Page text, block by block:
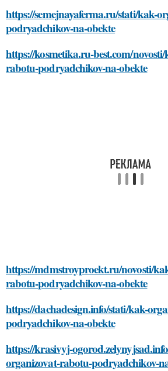
https://semejnayaferma.ru/stati/kak-
podryadchikov-na-obekte
https://kosmetika.ru-best.com/
rabotu-podryadchikov-na-obekte
https://mdmstroyproekt.ru/novosti/
rabotu-podryadchikov-na-obekte
https://dachadesign.info/stati/kak-
podryadchikov-na-obekte
https://krasivyj-
organizovat-rabotu-podryadchikov-